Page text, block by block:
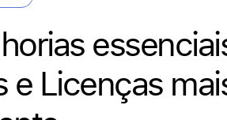
e Licenças